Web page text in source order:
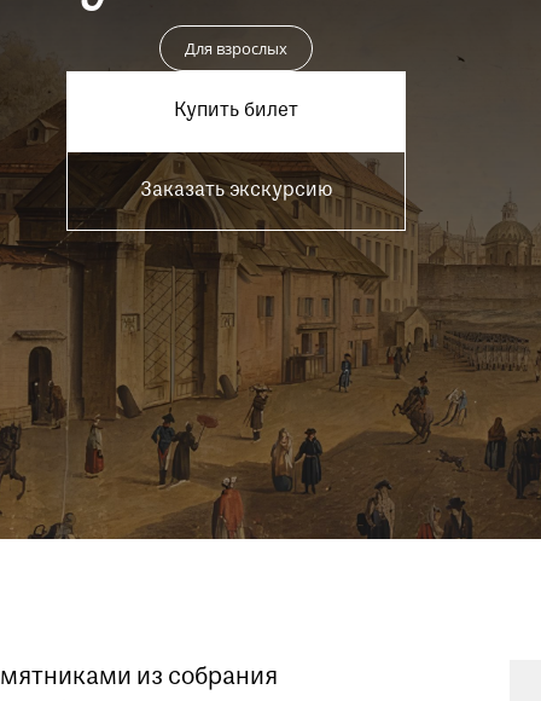
Для взрослых
Купить билет
Заказать экскурсию
из собрания